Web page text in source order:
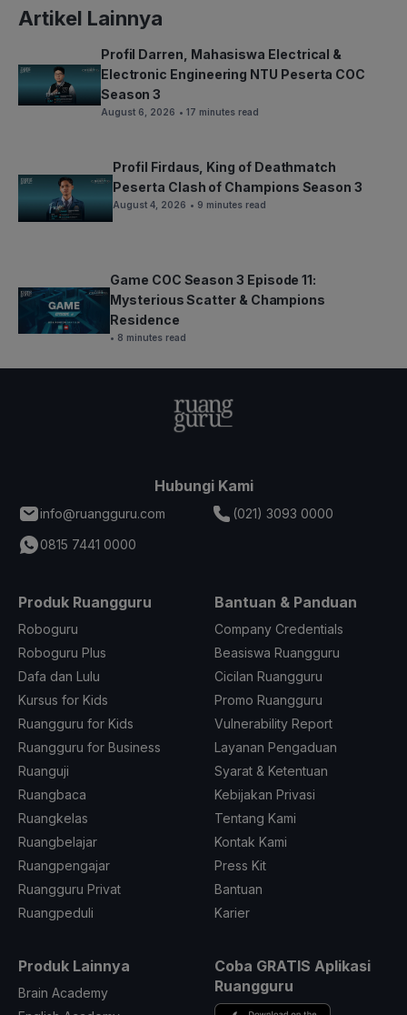
Artikel Lainnya
Profil Darren, Mahasiswa Electrical &
Electronic Engineering NTU Peserta COC
Season 3
August 6, 2026 • 17 minutes read
Profil Firdaus, King of Deathmatch
Peserta Clash of Champions Season 3
August 4, 2026 • 9 minutes read
Game COC Season 3 Episode 11:
Mysterious Scatter & Champions
Residence
• 8 minutes read
Hubungi Kami
info@ruangguru.com
(021) 3093 0000
0815 7441 0000
Produk Ruangguru
Roboguru
Roboguru Plus
Dafa dan Lulu
Kursus for Kids
Ruangguru for Kids
Ruangguru for Business
Ruanguji
Ruangbaca
Ruangkelas
Ruangbelajar
Ruangpengajar
Ruangguru Privat
Ruangpeduli
Bantuan & Panduan
Company Credentials
Beasiswa Ruangguru
Cicilan Ruangguru
Promo Ruangguru
Vulnerability Report
Layanan Pengaduan
Syarat & Ketentuan
Kebijakan Privasi
Tentang Kami
Kontak Kami
Press Kit
Bantuan
Karier
Produk Lainnya
Brain Academy
Coba GRATIS Aplikasi
Ruangguru